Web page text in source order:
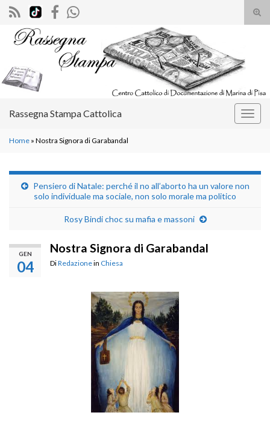
il
Search for:
Rassegna Stampa Cattolica
Home » Nostra Signora di Garabandal
Pensiero di Natale: perché il no all’aborto ha un valore non
solo individuale ma sociale, non solo morale ma politico
Rosy Bindi choc su mafia e massoni
GEN
04
Nostra Signora di Garabandal
DiRedazionein Chiesa